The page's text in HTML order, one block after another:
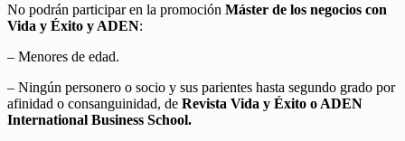
No podrán participar en la promoción Máster de los negocios con
Vida y Éxito y ADEN:
– Menores de edad.
– Ningún personero o socio y sus parientes hasta segundo grado por
afinidad o consanguinidad, de Revista Vida y Éxito o ADEN
International Business School.